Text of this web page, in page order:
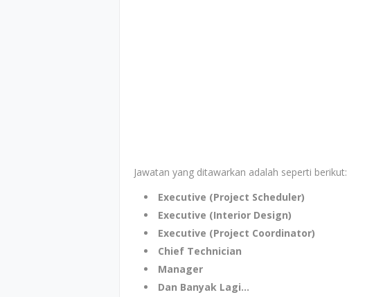
Jawatan yang ditawarkan adalah seperti berikut:
Executive (Project Scheduler)
Executive (Interior Design)
Executive (Project Coordinator)
Chief Technician
Manager
Dan Banyak Lagi...